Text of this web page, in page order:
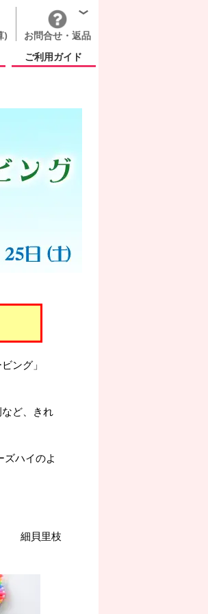
)
お問合せ・返品
ご利用ガイド
ング」
ど、きれ
ハイのよ
細貝里枝